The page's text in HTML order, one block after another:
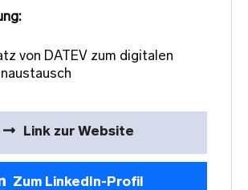
von DATEV zum digitalen
Link zur Website
Zum LinkedIn-Profil